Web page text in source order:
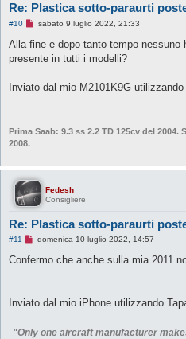
Re: Plastica sotto-paraurti
#10
M
s
a
i
l
e
e
e
sabato 9 luglio 2022, 21:33
Alla fine e dopo tanto tempo
presente in tutti i modelli?
Inviato dal mio M2101K9G utilizzando
Prima Saab: 9.3 ss 2.2 TD 125cv del 2004.
2008.
Fedesh
Consigliere
Re: Plastica sotto-paraurti
#11
M
s
i
d
a
domenica 10 luglio 2022, 14:57
Confermo che anche sulla mia 2011
Inviato dal mio iPhone utilizzando
"Only one aircraft manufacturer